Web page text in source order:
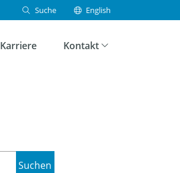
Suche
Suchen
English
Karriere Kontakt
Suchen